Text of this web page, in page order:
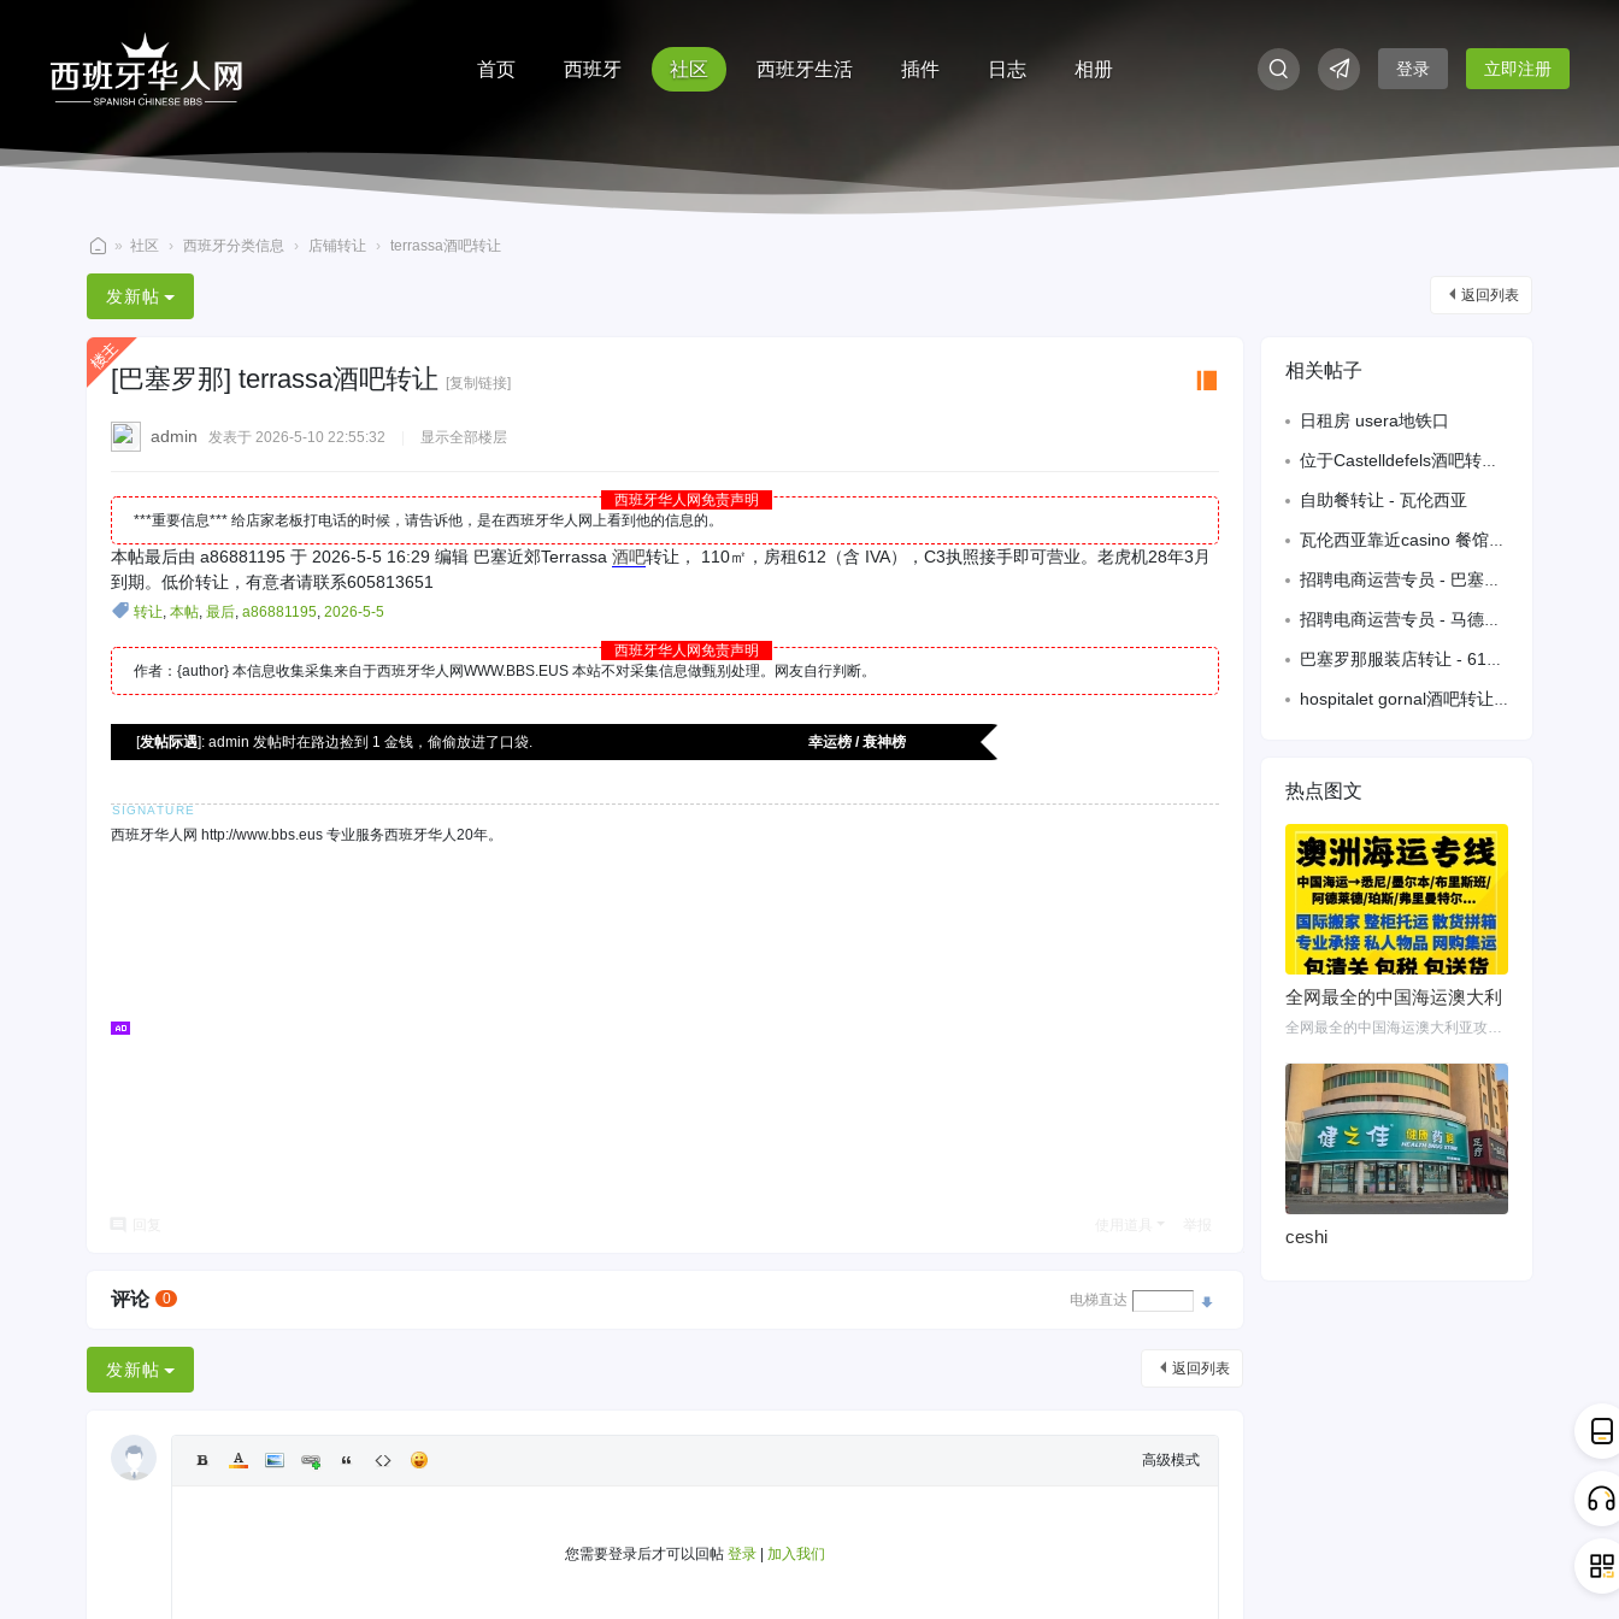
首页 西班牙 社区 西班牙生活 插件 日志 相册 登录 立即注册
西
班
牙
华
» 社区 › 西班牙分类信息 › 店铺转让 › terrassa酒吧转让
返回列表
发新帖
[巴塞罗那] terrassa酒吧转让 [复制链接]
admin 发表于 2026-5-10 22:55:32 显示全部楼层
西班牙华人网免责声明
***重要信息*** 给店家老板打电话的时候，请告诉他，是在西班牙华人网上看到他的信息的。
本帖最后由 a86881195 于 2026-5-5 16:29 编辑 巴塞近郊Terrassa 酒吧转让， 110㎡，房租612（含 IVA），C3执照接手即可营业。老虎机28年3月
到期。低价转让，有意者请联系605813651
转让, 本帖, 最后, a86881195, 2026-5-5
西班牙华人网免责声明
作者：{author} 本信息收集采集来自于西班牙华人网WWW.BBS.EUS 本站不对采集信息做甄别处理。网友自行判断。
[发帖际遇]: admin 发帖时在路边捡到 1 金钱，偷偷放进了口袋. 幸运榜 / 衰神榜
西班牙华人网 http://www.bbs.eus 专业服务西班牙华人20年。
评论 0 电梯直达
返回列表
发新帖
高级模式
您需要登录后才可以回帖 登录 加入我们
相关帖子
日租房 usera地铁口
位于Castelldefels酒吧转让 有烟筒可以做餐 位于公园中心 ter
自助餐转让 - 瓦伦西亚
瓦伦西亚靠近casino 餐馆转让
招聘电商运营专员 - 巴塞罗那 +34646045172
招聘电商运营专员 - 马德里 +34646045172
巴塞罗那服装店转让 - 610288855
hospitalet gornal酒吧转让，老虎机明年二月到期，六张terraza，
热点图文
全网最全的中国海运澳大利
全网最全的中国海运澳大利亚攻略！细说如何把家具转运悉尼墨尔本布里斯班 国内网购
ceshi